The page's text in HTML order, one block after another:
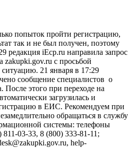
попыток пройти регистрацию,
так и не был получен, поэтому
редакция iEcp.ru направила запрос
zakupki.gov.ru с просьбой
21 января в 17:29
сообщение специалистов о
После этого при переходе на
загрузилась и
в ЕИС. Рекомендуем при
обращаться в службу
системы: телефоны
03-33, 8 (800) 333-81-11;
help-